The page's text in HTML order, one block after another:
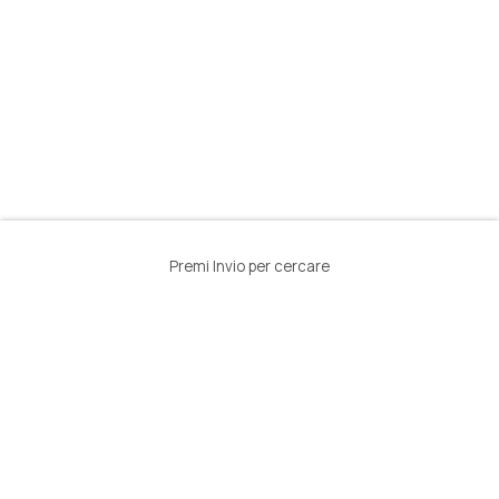
Premi Invio per cercare